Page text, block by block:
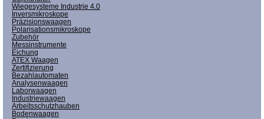
Wiegesysteme Industrie 4.0
Inversmikroskope
Präzisionswaagen
Polarisationsmikroskope
Zubehör
Messinstrumente
Eichung
ATEX Waagen
Zertifizierung
Bezahlautomaten
Analysenwaagen
Laborwaagen
Industriewaagen
Arbeitsschutzhauben
Bodenwaagen